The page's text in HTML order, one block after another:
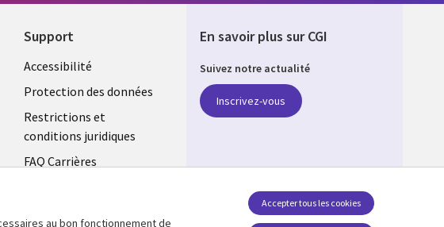
Support
Legal
FRANCE
Accessibilité
Protection des données
Restrictions et
conditions juridiques
FAQ Carrières
En savoir plus sur CGI
Suivez notre actualité
Inscrivez-vous
au bon fonctionnement de
Accepter tous les cookies